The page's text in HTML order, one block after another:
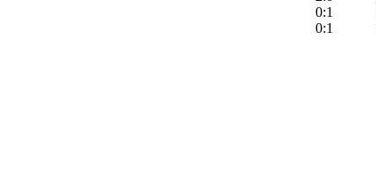
0:1
0:1